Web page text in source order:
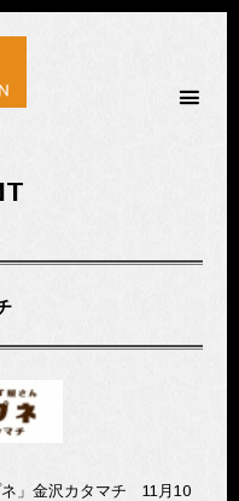
」金沢カタマチ 11月10